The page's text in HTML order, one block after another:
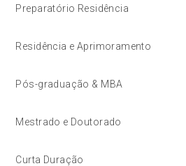
Preparatório Residência
Residência e Aprimoramento
Pós-graduação & MBA
Mestrado e Doutorado
Curta Duração